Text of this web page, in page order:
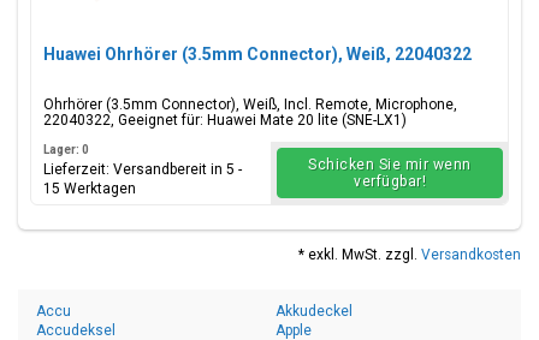
Huawei Ohrhörer (3.5mm Connector), Weiß, 22040322
Ohrhörer (3.5mm Connector), Weiß, Incl. Remote, Microphone,
22040322, Geeignet für: Huawei Mate 20 lite (SNE-LX1)
Lager: 0
Lieferzeit: Versandbereit in 5 -
15 Werktagen
Schicken Sie mir wenn
verfügbar!
* exkl. MwSt. zzgl. Versandkosten
Accu
Accudeksel
Akkudeckel
Apple